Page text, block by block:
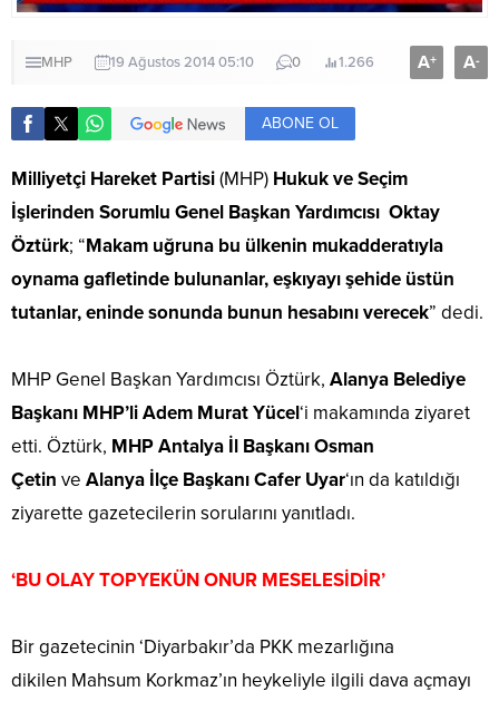
MHP 19 Ağustos 2014 05:10 0 1.266 A+ A-
ABONE OL
Milliyetçi Hareket Partisi(MHP) Hukuk ve Seçim
İşlerinden Sorumlu Genel Başkan Yardımcısı Oktay
Öztürk; “Makam uğruna bu ülkenin mukadderatıyla
oynama gafletinde bulunanlar, eşkıyayı şehide üstün
tutanlar, eninde sonunda bunun hesabını verecek” dedi.
MHP Genel Başkan Yardımcısı Öztürk, Alanya Belediye
Başkanı MHP’li Adem Murat Yücel‘i makamında ziyaret
etti. Öztürk, MHP Antalya İl Başkanı Osman
Çetin ve Alanya İlçe Başkanı Cafer Uyar‘ın da katıldığı
ziyarette gazetecilerin sorularını yanıtladı.
‘BU OLAY TOPYEKÜN ONUR MESELESİDİR’
Bir gazetecinin ‘Diyarbakır’da PKK mezarlığına
dikilen Mahsum Korkmaz’ın heykeliyle ilgili dava açmayı